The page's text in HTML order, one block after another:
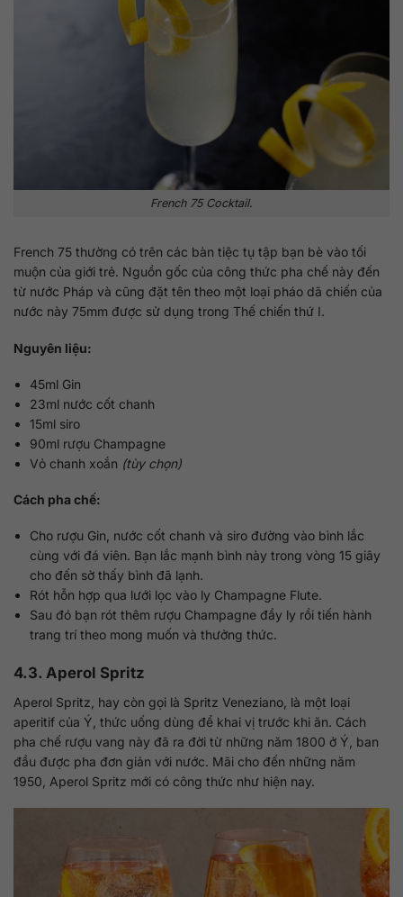
French 75 Cocktail.
French 75 thường có trên các bàn tiệc tụ tập bạn bè vào tối
muộn của giới trẻ. Nguồn gốc của công thức pha chế này đến
từ nước Pháp và cũng đặt tên theo một loại pháo dã chiến của
nước này 75mm được sử dụng trong Thế chiến thứ I.
Nguyên liệu:
45ml Gin
23ml nước cốt chanh
15ml siro
90ml rượu Champagne
Vỏ chanh xoắn (tùy chọn)
Cách pha chế:
Cho rượu Gin, nước cốt chanh và siro đường vào bình lắc
cùng với đá viên. Bạn lắc mạnh bình này trong vòng 15 giây
cho đến sờ thấy bình đã lạnh.
Rót hỗn hợp qua lưới lọc vào ly Champagne Flute.
Sau đó bạn rót thêm rượu Champagne đầy ly rồi tiến hành
trang trí theo mong muốn và thưởng thức.
4.3. Aperol Spritz
Aperol Spritz, hay còn gọi là Spritz Veneziano, là một loại
aperitif của Ý, thức uống dùng để khai vị trước khi ăn. Cách
pha chế rượu vang này đã ra đời từ những năm 1800 ở Ý, ban
đầu được pha đơn giản với nước. Mãi cho đến những năm
1950, Aperol Spritz mới có công thức như hiện nay.